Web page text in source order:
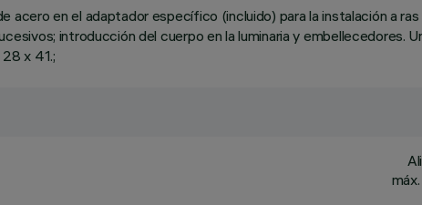
acero en el adaptador específico (incluido) para la instalación a
introducción del cuerpo en la luminaria y
x 41.;